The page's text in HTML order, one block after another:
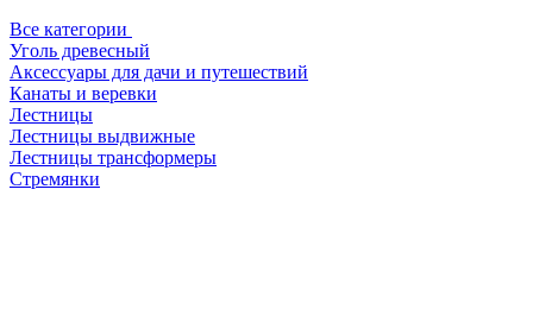
Все категории
Уголь древесный
Аксессуары для дачи и путешествий
Канаты и веревки
Лестницы
Лестницы выдвижные
Лестницы трансформеры
Стремянки